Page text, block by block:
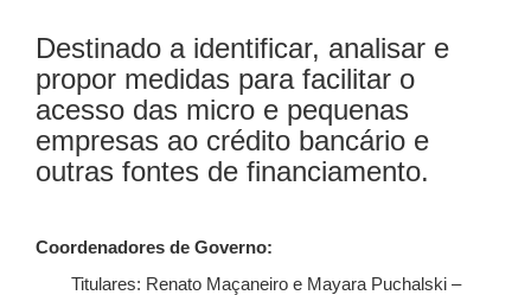
Destinado a identificar, analisar e
propor medidas para facilitar o
acesso das micro e pequenas
empresas ao crédito bancário e
outras fontes de financiamento.
Coordenadores de Governo:
Titulares: Renato Maçaneiro e Mayara Puchalski –